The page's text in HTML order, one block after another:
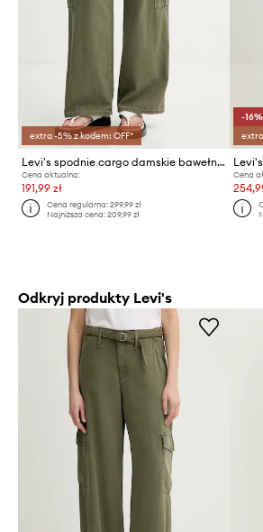
extra -5% z kodem: OFF*
Levi's spodnie cargo damskie bawełniane SUPERLOW LOOSE CARGO ND
Cena aktualna:
191,99 zł
Cena regularna:299,99 zł
Najniższa cena:209,99 zł
-16%
Cena
Odkryj produkty Levi's